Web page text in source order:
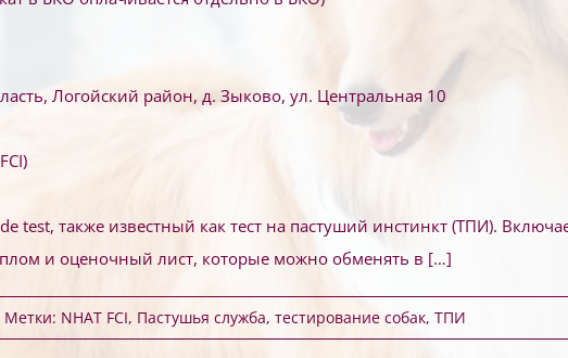
Логойский район, д. Зыково, ул. Центральная 10
test, также известный как тест на пастуший инстинкт (ТПИ).
и оценочный лист, которые можно обменять в […]
Метки: NHAT FCI, Пастушья служба, тестирование собак, ТПИ